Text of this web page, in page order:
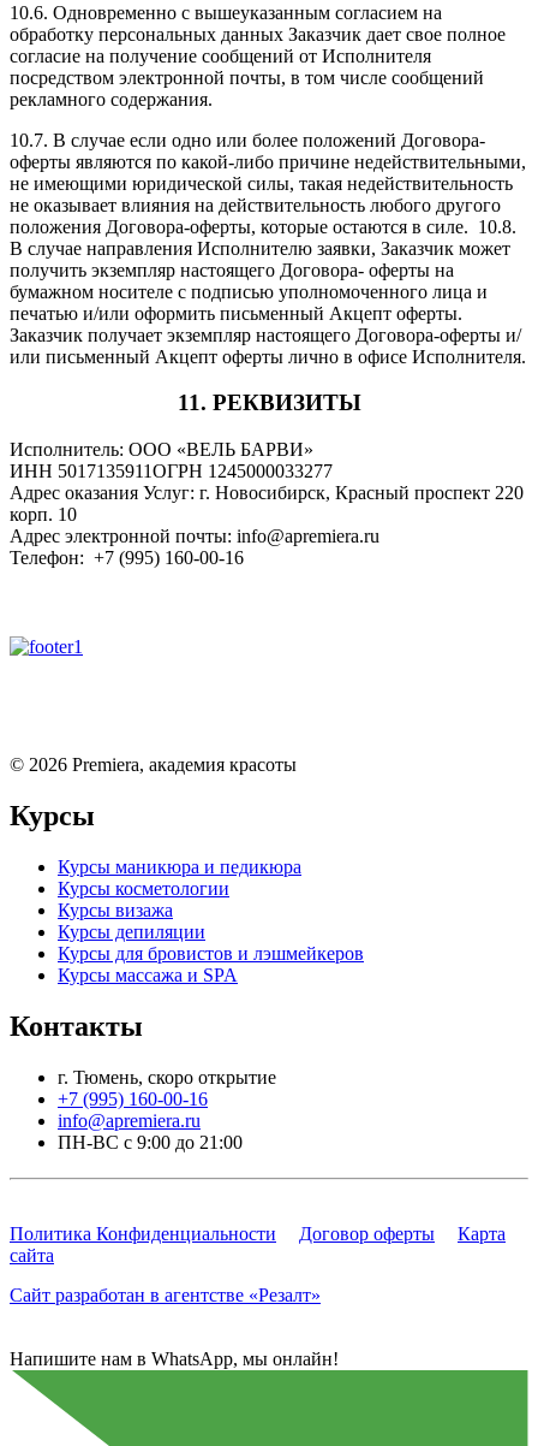
10.6. Одновременно с вышеуказанным согласием на
обработку персональных данных Заказчик дает свое полное
согласие на получение сообщений от Исполнителя
посредством электронной почты, в том числе сообщений
рекламного содержания.
10.7. В случае если одно или более положений Договора-
оферты являются по какой-либо причине недействительными,
не имеющими юридической силы, такая недействительность
не оказывает влияния на действительность любого другого
положения Договора-оферты, которые остаются в силе. 10.8.
В случае направления Исполнителю заявки, Заказчик может
получить экземпляр настоящего Договора- оферты на
бумажном носителе с подписью уполномоченного лица и
печатью и/или оформить письменный Акцепт оферты.
Заказчик получает экземпляр настоящего Договора-оферты и/
или письменный Акцепт оферты лично в офисе Исполнителя.
11. РЕКВИЗИТЫ
Исполнитель: ООО «ВЕЛЬ БАРВИ»
ИНН 5017135911ОГРН 1245000033277
Адрес оказания Услуг: г. Новосибирск, Красный проспект 220
корп. 10
Адрес электронной почты: info@apremiera.ru
Телефон: +7 (995) 160-00-16
© 2026 Premiera, академия красоты
Курсы
Курсы маникюра и педикюра
Курсы косметологии
Курсы визажа
Курсы депиляции
Курсы для бровистов и лэшмейкеров
Курсы массажа и SPA
Контакты
г. Тюмень, скоро открытие
+7 (995) 160-00-16
info@apremiera.ru
ПН-ВС с 9:00 до 21:00
Политика Конфиденциальности Договор оферты
Карта
сайта
Сайт разработан в агентстве «Резалт»
Напишите нам в WhatsApp, мы онлайн!